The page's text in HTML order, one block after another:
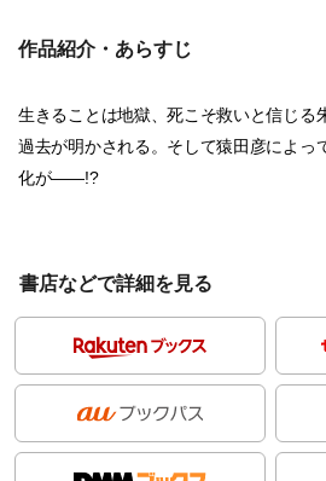
作品紹介・あらすじ
生きることは地獄、死こそ救いと信じる
過去が明かされる。そして猿田彦によっ
化が――!?
書店などで詳細を見る